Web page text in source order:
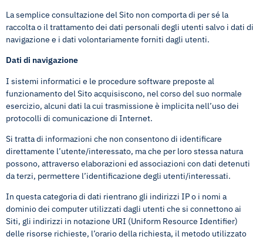
La semplice consultazione del Sito non comporta di per sé la
raccolta o il trattamento dei dati personali degli utenti salvo i dati di
navigazione e i dati volontariamente forniti dagli utenti.
Dati di navigazione
I sistemi informatici e le procedure software preposte al
funzionamento del Sito acquisiscono, nel corso del suo normale
esercizio, alcuni dati la cui trasmissione è implicita nell’uso dei
protocolli di comunicazione di Internet.
Si tratta di informazioni che non consentono di identificare
direttamente l’utente/interessato, ma che per loro stessa natura
possono, attraverso elaborazioni ed associazioni con dati detenuti
da terzi, permettere l’identificazione degli utenti/interessati.
In questa categoria di dati rientrano gli indirizzi IP o i nomi a
dominio dei computer utilizzati dagli utenti che si connettono ai
Siti, gli indirizzi in notazione URI (Uniform Resource Identifier)
delle risorse richieste, l’orario della richiesta, il metodo utilizzato